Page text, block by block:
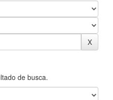
de busca.